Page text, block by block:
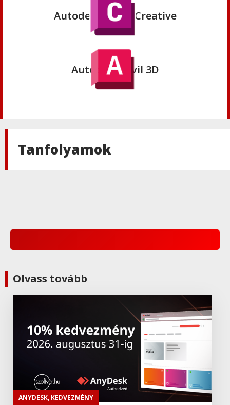
Autodesk
Autodesk Maya Creative
Autodesk
Autodesk Civil 3D
Autodesk Fusion 360 2022
Autodesk Inventor 2023
Autodesk
Autodesk AutoCAD LT 2023
Autodesk
Autodesk Maya 2024
Tanfolyamok
Olvass tovább
ANYDESK, KEDVEZMÉNY